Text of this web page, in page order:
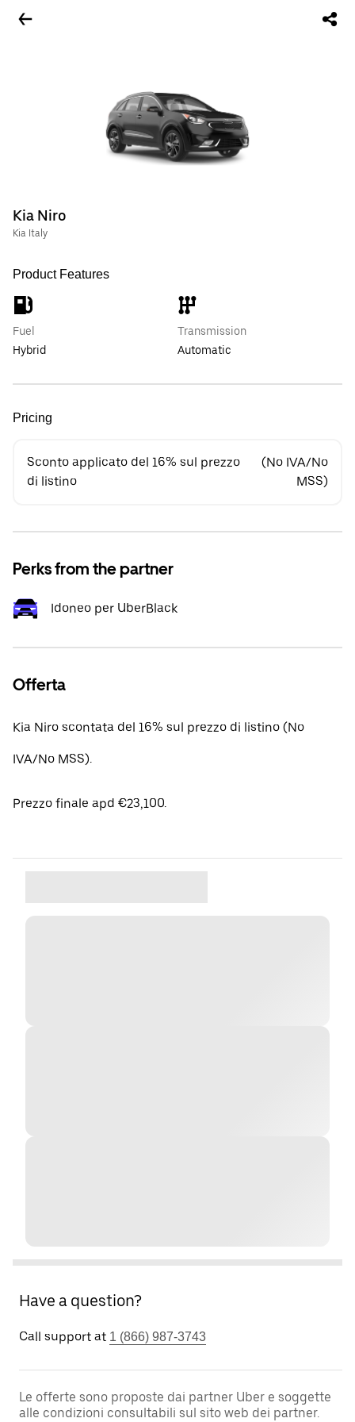
Kia Niro
Kia Italy
Product Features
Fuel
Hybrid
Transmission
Automatic
Pricing
Sconto applicato del 16% sul prezzo
di listino
(No IVA/No
MSS)
Perks from the partner
Idoneo per UberBlack
Offerta
Kia Niro scontata del 16% sul prezzo di listino (No
IVA/No MSS).
Prezzo finale apd €23,100.
Have a question?
Call support at 1 (866) 987-3743
Le offerte sono proposte dai partner Uber e soggette
alle condizioni consultabili sul sito web dei partner.